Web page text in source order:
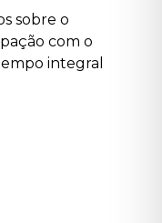
sobre o
com o
integral